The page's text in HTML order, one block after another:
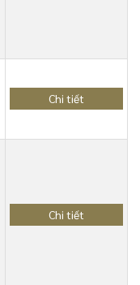
Chi tiết
Chi tiết